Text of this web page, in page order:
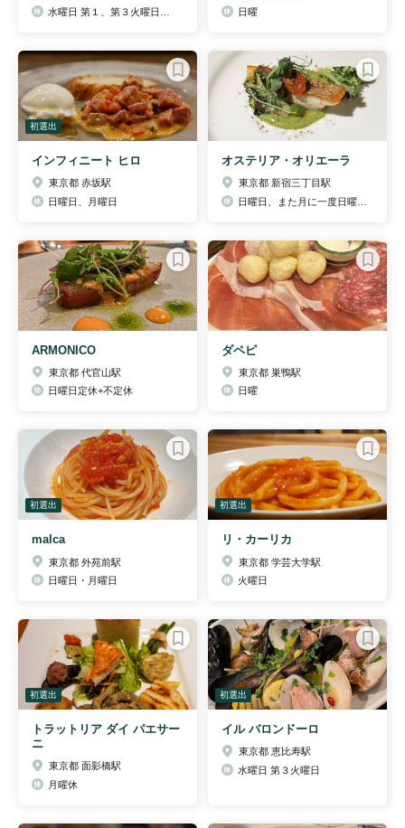
日曜
初選出
インフィニート ヒロ
東京都 赤坂駅
日曜日、月曜日
オステリア・オリエーラ
東京都 新宿三丁目駅
ARMONICO
東京都 代官山駅
日曜日定休+不定休
ダペピ
東京都 巣鴨駅
日曜
初選出
malca
東京都 外苑前駅
日曜日・月曜日
初選出
リ・カーリカ
東京都 学芸大学駅
火曜日
初選出
トラットリア ダイ パエサー
ニ
東京都 面影橋駅
月曜休
初選出
イル バロンドーロ
東京都 恵比寿駅
水曜日 第３火曜日